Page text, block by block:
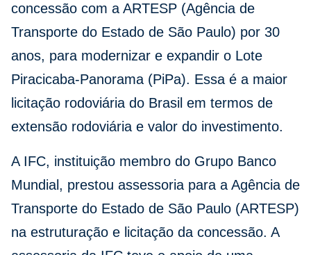
concessão com a ARTESP (Agência de
Transporte do Estado de São Paulo) por 30
anos, para modernizar e expandir o Lote
Piracicaba-Panorama (PiPa). Essa é a maior
licitação rodoviária do Brasil em termos de
extensão rodoviária e valor do investimento.
A IFC, instituição membro do Grupo Banco
Mundial, prestou assessoria para a Agência de
Transporte do Estado de São Paulo (ARTESP)
na estruturação e licitação da concessão. A